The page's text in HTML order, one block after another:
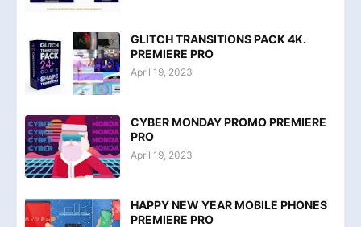
GLITCH TRANSITIONS PACK 4K.
PREMIERE PRO
April 19, 2023
CYBER MONDAY PROMO PREMIERE
PRO
April 19, 2023
HAPPY NEW YEAR MOBILE PHONES
PREMIERE PRO